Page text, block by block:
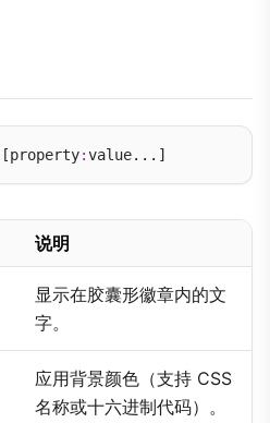
[property:
说明
显示在胶囊形徽章内的文
字。
应用背景颜色（支持 CSS
名称或十六进制代码）。